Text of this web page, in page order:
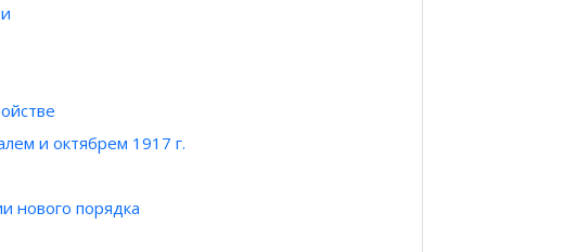
и октябрем 1917 г.
нового порядка